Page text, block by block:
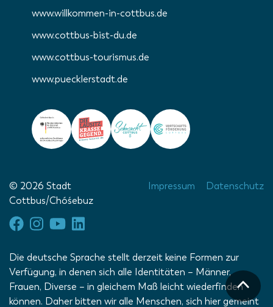
www.willkommen-in-cottbus.de
www.cottbus-bist-du.de
www.cottbus-tourismus.de
www.puecklerstadt.de
© 2026 Stadt
Cottbus/Chóśebuz
Impressum Datenschutz
Die deutsche Sprache stellt derzeit keine Formen zur
Verfügung, in denen sich alle Identitäten – Männer,
Frauen, Diverse – in gleichem Maß leicht wiederfinden
können. Daher bitten wir alle Menschen, sich hier gemeint